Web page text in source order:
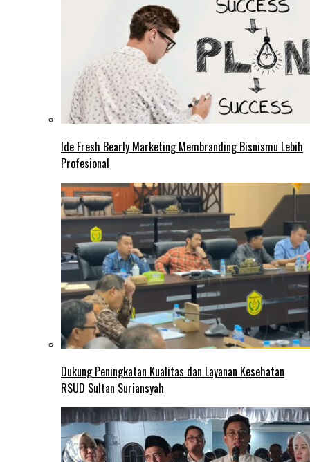
Ide Fresh Bearly Marketing Membranding Bisnismu Lebih
Profesional
Dukung Peningkatan Kualitas dan Layanan Kesehatan
RSUD Sultan Suriansyah